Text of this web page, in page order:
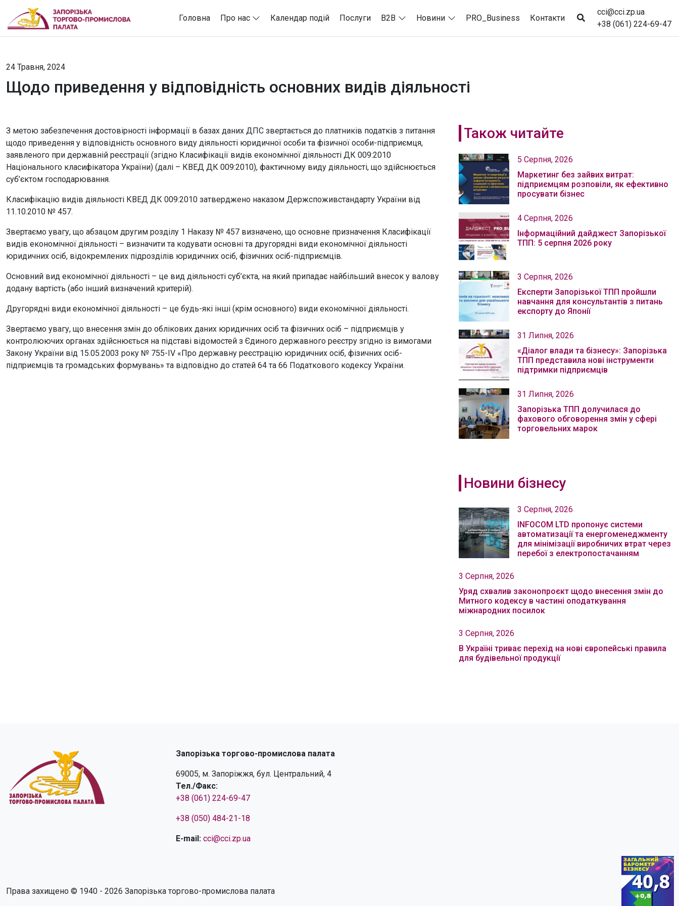
Головна Про нас Календар подій Послуги B2B Новини PRO_Business Контакти
cci@cci.zp.ua
+38 (061) 224-69-47
24 Травня, 2024
Щодо приведення у відповідність основних видів діяльності
З метою забезпечення достовірності інформації в базах даних ДПС звертається до платників податків з питання
щодо приведення у відповідність основного виду діяльності юридичної особи та фізичної особи-підприємця,
заявленого при державній реєстрації (згідно Класифікації видів економічної діяльності ДК 009:2010
Національного класифікатора України) (далі – КВЕД ДК 009:2010), фактичному виду діяльності, що здійснюється
суб’єктом господарювання.
Класифікацію видів діяльності КВЕД ДК 009:2010 затверджено наказом Держспоживстандарту України від
11.10.2010 № 457.
Звертаємо увагу, що абзацом другим розділу 1 Наказу № 457 визначено, що основне призначення Класифікації
видів економічної діяльності – визначити та кодувати основні та другорядні види економічної діяльності
юридичних осіб, відокремлених підрозділів юридичних осіб, фізичних осіб-підприємців.
Основний вид економічної діяльності – це вид діяльності суб’єкта, на який припадає найбільший внесок у валову
додану вартість (або інший визначений критерій).
Другорядні види економічної діяльності – це будь-які інші (крім основного) види економічної діяльності.
Звертаємо увагу, що внесення змін до облікових даних юридичних осіб та фізичних осіб – підприємців у
контролюючих органах здійснюється на підставі відомостей з Єдиного державного реєстру згідно із вимогами
Закону України від 15.05.2003 року № 755-IV «Про державну реєстрацію юридичних осіб, фізичних осіб-
підприємців та громадських формувань» та відповідно до статей 64 та 66 Податкового кодексу України.
Також читайте
5 Серпня, 2026
Маркетинг без зайвих витрат:
підприємцям розповіли, як ефективно
просувати бізнес
4 Серпня, 2026
Інформаційний дайджест Запорізької
ТПП: 5 серпня 2026 року
3 Серпня, 2026
Експерти Запорізької ТПП пройшли
навчання для консультантів з питань
експорту до Японії
31 Липня, 2026
«Діалог влади та бізнесу»: Запорізька
ТПП представила нові інструменти
підтримки підприємців
31 Липня, 2026
Запорізька ТПП долучилася до
фахового обговорення змін у сфері
торговельних марок
Новини бізнесу
3 Серпня, 2026
INFOCOM LTD пропонує системи
автоматизації та енергоменеджменту
для мінімізації виробничих втрат через
перебої з електропостачанням
3 Серпня, 2026
Уряд схвалив законопроєкт щодо внесення змін до
Митного кодексу в частині оподаткування
міжнародних посилок
3 Серпня, 2026
В Україні триває перехід на нові європейські правила
для будівельної продукції
Запорізька торгово-промислова палата
69005, м. Запоріжжя, бул. Центральний, 4
Тел./Факс:
+38 (061) 224-69-47
+38 (050) 484-21-18
E-mail: cci@cci.zp.ua
Права захищено © 1940 - 2026 Запорізька торгово-промислова палата